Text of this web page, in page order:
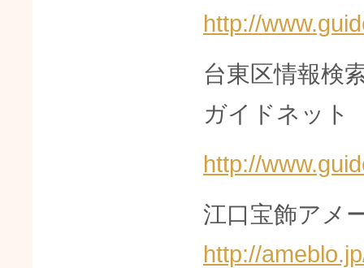
http://
台東区情報検
ガイドネット
http://
江口宝飾アメ
http://